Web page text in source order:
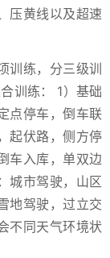
压黄线以及超速
训练，分三级训
训练： 1）基础
点停车，倒车联
起伏路，侧方停
车入库，单双边
城市驾驶，山区
地驾驶，过立交
不同天气环境状